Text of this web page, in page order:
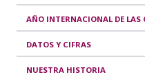
AÑO INTERNACIONAL DE LAS
DATOS Y CIFRAS
NUESTRA HISTORIA